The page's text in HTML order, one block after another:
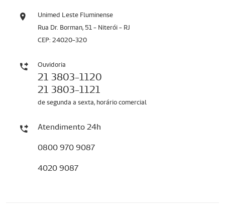
Unimed Leste Fluminense
Rua Dr. Borman, 51 - Niterói - RJ
CEP: 24020-320
Ouvidoria
21 3803-1120
21 3803-1121
de segunda a sexta, horário comercial
Atendimento 24h
0800 970 9087
4020 9087